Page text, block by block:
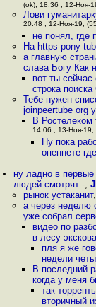
(ok), 18:36 , 12-Ноя-
Лови
20:48 , 12-Ноя-19,
не понял, где
На https pony
а главную
слава Богу Как
вот ты сейчас
строка поиска
Тебе нужен
joinpeertube org
В Ростелеком
14:06 , 13-Ноя-19,
Ну пока
опеннете
ну ладно в
людей смотрят -,
рынок устаканит,
а через неделю
уже собрал
видео по
в лесу
пля я же
недели
В последний
когда у меня
так
вторичный